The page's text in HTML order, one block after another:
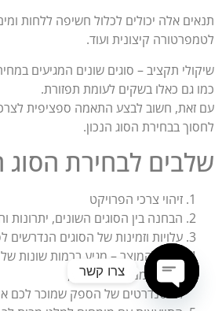
תנאים אלה יכולים לכלול חשיפה ללחות
לטמפרטורה קיצונית ועוד.
שיקולי תקציב – סוגים שונים המגיעים
כמו גם כאלו בשקים לעומת תפזורת.
עם זאת, חשוב לבצע התאמה ספציפית
לחסוך בבחירת הסוג הנכון.
שלבים לבחירת
זיהוי צרכי הפרויקט
הבחנה בין הסוגים השונים, יתרונות
עלויות וזמינות של הסוגים הנדרשים
איכות המוצר – מגיע ברמות שונות
המקור ממנה הוא מגיע,
הסטנדרטים של הספק שמוכר לכם
צרו קשר
Open chaty